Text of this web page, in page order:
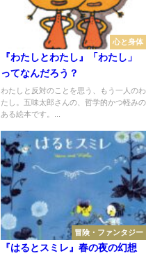
心と身体
『わたしとわたし』「わたし」
ってなんだろう？
わたしと反対のことを思う、もう一人のわ
たし。五味太郎さんの、哲学的かつ軽みの
ある絵本です。...
冒険・ファンタジー
『はるとスミレ』春の夜の幻想